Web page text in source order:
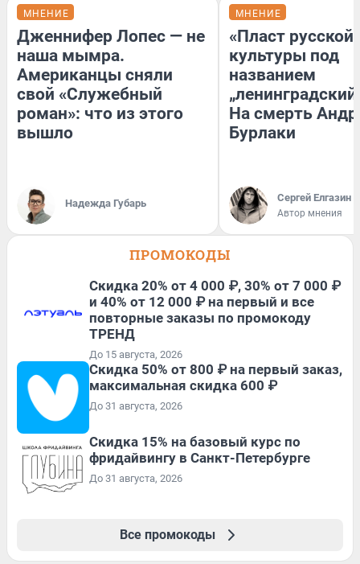
МНЕНИЕ
Дженнифер Лопес — не
наша мымра.
Американцы сняли
свой «Служебный
роман»: что из этого
вышло
Надежда Губарь
МНЕНИЕ
«Пласт русской
культуры под
названием
На смерть
Бурлаки
Сергей Елгазин
Автор мнения
ПРОМОКОДЫ
Скидка 20% от 4 000 ₽, 30% от 7 000 ₽
и 40% от 12 000 ₽ на первый и все
повторные заказы по промокоду
ТРЕНД
До 15 августа, 2026
Скидка 50% от 800 ₽ на первый заказ,
максимальная скидка 600 ₽
До 31 августа, 2026
Скидка 15% на базовый курс по
фридайвингу в Санкт-Петербурге
До 31 августа, 2026
Все промокоды